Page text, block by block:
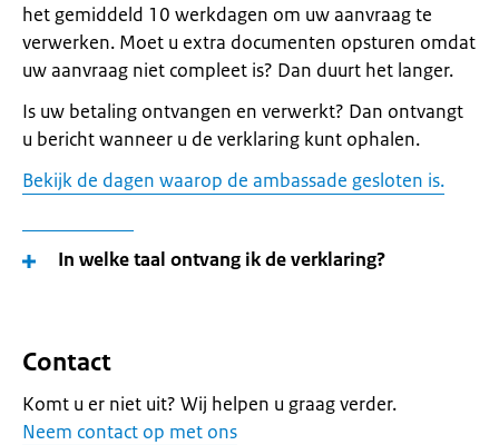
het gemiddeld 10 werkdagen om uw aanvraag te
verwerken. Moet u extra documenten opsturen omdat
uw aanvraag niet compleet is? Dan duurt het langer.
Is uw betaling ontvangen en verwerkt? Dan ontvangt
u bericht wanneer u de verklaring kunt ophalen.
Bekijk de dagen waarop de ambassade gesloten is.
In welke taal ontvang ik de verklaring?
Contact
Komt u er niet uit? Wij helpen u graag verder.
Neem contact op met ons